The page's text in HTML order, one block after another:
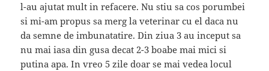
l-au ajutat mult in refacere. Nu stiu sa cos porumbei
si mi-am propus sa merg la veterinar cu el daca nu
da semne de imbunatatire. Din ziua 3 au inceput sa
nu mai iasa din gusa decat 2-3 boabe mai mici si
putina apa. In vreo 5 zile doar se mai vedea locul